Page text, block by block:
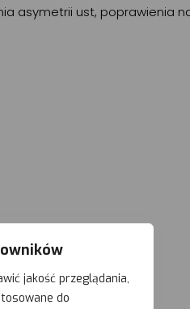
jakość przeglądania,
do
asymetrii ust, poprawienia